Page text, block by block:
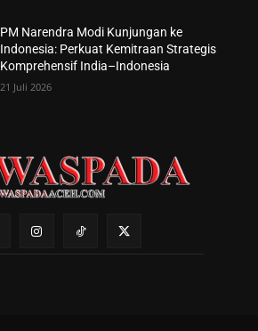
PM Narendra Modi Kunjungan ke
Indonesia: Perkuat Kemitraan Strategis
Komprehensif India–Indonesia
21 Juli 2026